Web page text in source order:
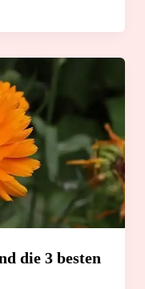
die 3 besten